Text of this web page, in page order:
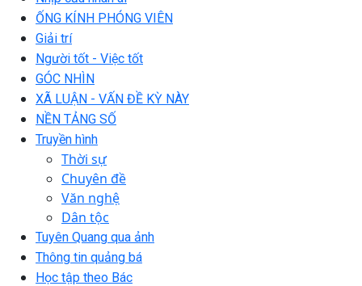
ỐNG KÍNH PHÓNG VIÊN
Giải trí
Người tốt - Việc tốt
GÓC NHÌN
XÃ LUẬN - VẤN ĐỀ KỲ NÀY
NỀN TẢNG SỐ
Truyền hình
Thời sự
Chuyên đề
Văn nghệ
Dân tộc
Tuyên Quang qua ảnh
Thông tin quảng bá
Học tập theo Bác